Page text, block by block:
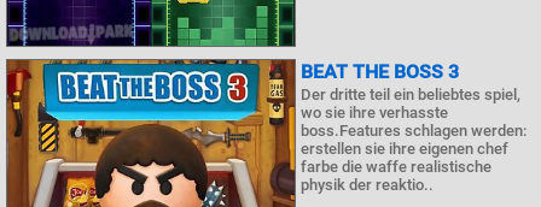
BEAT THE BOSS 3
Der dritte teil ein beliebtes spiel,
wo sie ihre verhasste
boss.Features schlagen werden:
erstellen sie ihre eigenen chef
farbe die waffe realistische
physik der reaktio..